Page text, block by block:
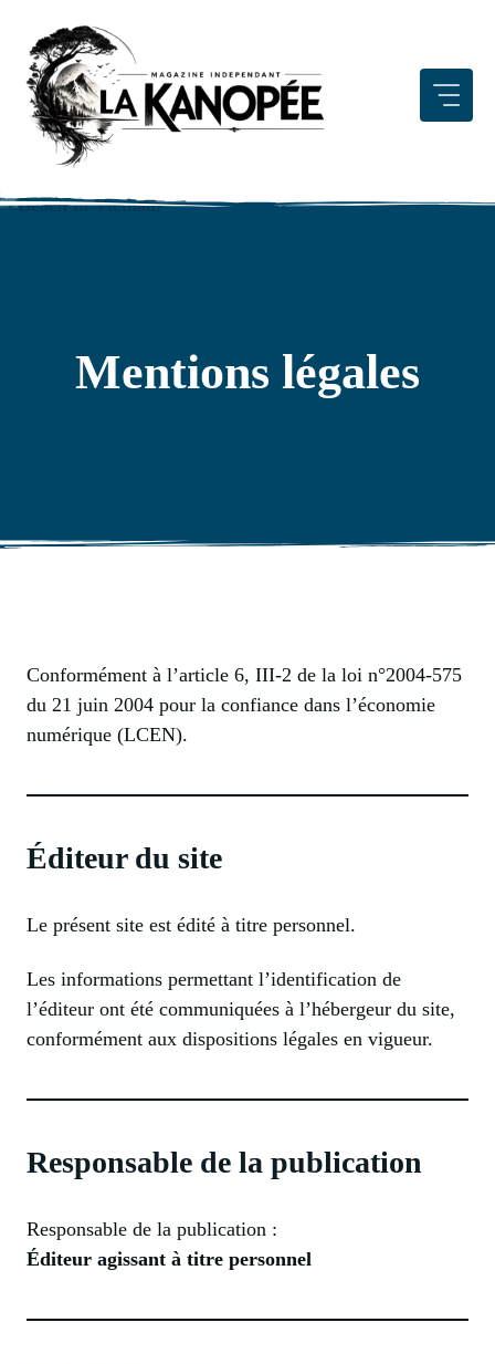
contenu
Mentions légales
Conformément à l’article 6, III-2 de la loi n°2004-575
du 21 juin 2004 pour la confiance dans l’économie
numérique (LCEN).
Éditeur du site
Le présent site est édité à titre personnel.
Les informations permettant l’identification de
l’éditeur ont été communiquées à l’hébergeur du site,
conformément aux dispositions légales en vigueur.
Responsable de la publication
Responsable de la publication :
Éditeur agissant à titre personnel